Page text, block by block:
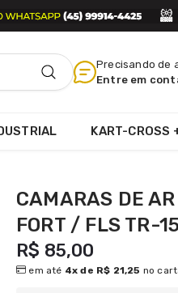
Precisando de
Entre em
KART-CROSS
CAMARAS DE
FORT / FLS TR-
R$ 85,00
em até 4x de R$ 21,25 no